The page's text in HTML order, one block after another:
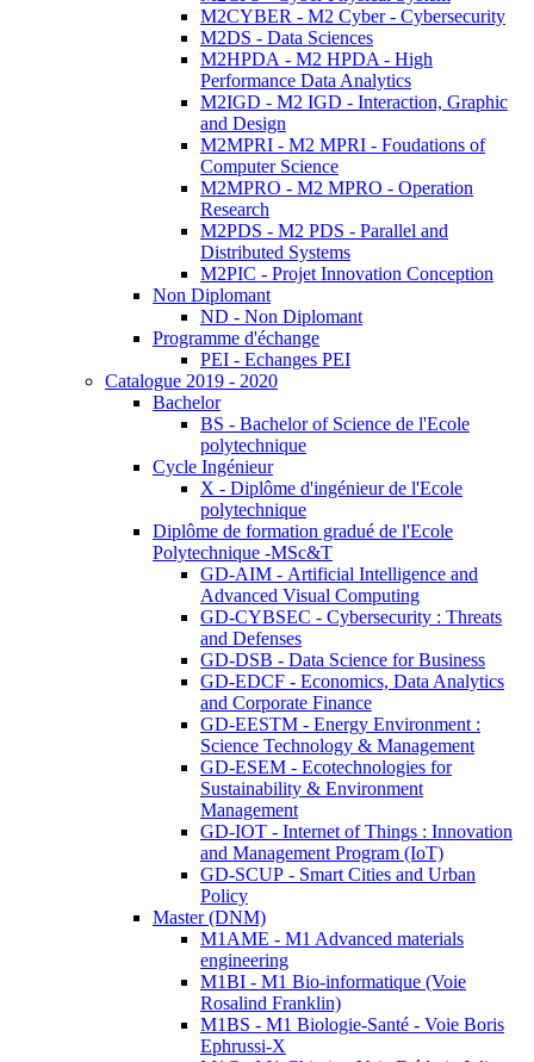
M2CYBER - M2 Cyber - Cybersecurity
M2DS - Data Sciences
M2HPDA - M2 HPDA - High
Performance Data Analytics
M2IGD - M2 IGD - Interaction, Graphic
and Design
M2MPRI - M2 MPRI - Foudations of
Computer Science
M2MPRO - M2 MPRO - Operation
Research
M2PDS - M2 PDS - Parallel and
Distributed Systems
M2PIC - Projet Innovation Conception
Non Diplomant
ND - Non Diplomant
Programme d'échange
PEI - Echanges PEI
Catalogue 2019 - 2020
Bachelor
BS - Bachelor of Science de l'Ecole
polytechnique
Cycle Ingénieur
X - Diplôme d'ingénieur de l'Ecole
polytechnique
Diplôme de formation gradué de l'Ecole
Polytechnique -MSc&T
GD-AIM - Artificial Intelligence and
Advanced Visual Computing
GD-CYBSEC - Cybersecurity : Threats
and Defenses
GD-DSB - Data Science for Business
GD-EDCF - Economics, Data Analytics
and Corporate Finance
GD-EESTM - Energy Environment :
Science Technology & Management
GD-ESEM - Ecotechnologies for
Sustainability & Environment
Management
GD-IOT - Internet of Things : Innovation
and Management Program (IoT)
GD-SCUP - Smart Cities and Urban
Policy
Master (DNM)
M1AME - M1 Advanced materials
engineering
M1BI - M1 Bio-informatique (Voie
Rosalind Franklin)
M1BS - M1 Biologie-Santé - Voie Boris
Ephrussi-X